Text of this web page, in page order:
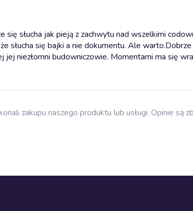
słucha jak pieją z zachwytu nad wszelkimi
słucha się bajki a nie dokumentu. Ale warto.Dobrze
niezłomni budowniczowie. Momentami ma się
zakupu naszego produktu lub usługi. Opinie są